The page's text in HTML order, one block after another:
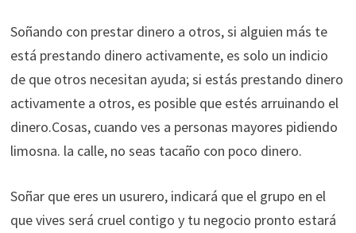
Soñando con prestar dinero a otros, si alguien más te
está prestando dinero activamente, es solo un indicio
de que otros necesitan ayuda; si estás prestando dinero
activamente a otros, es posible que estés arruinando el
dinero.Cosas, cuando ves a personas mayores pidiendo
limosna. la calle, no seas tacaño con poco dinero.
Soñar que eres un usurero, indicará que el grupo en el
que vives será cruel contigo y tu negocio pronto estará